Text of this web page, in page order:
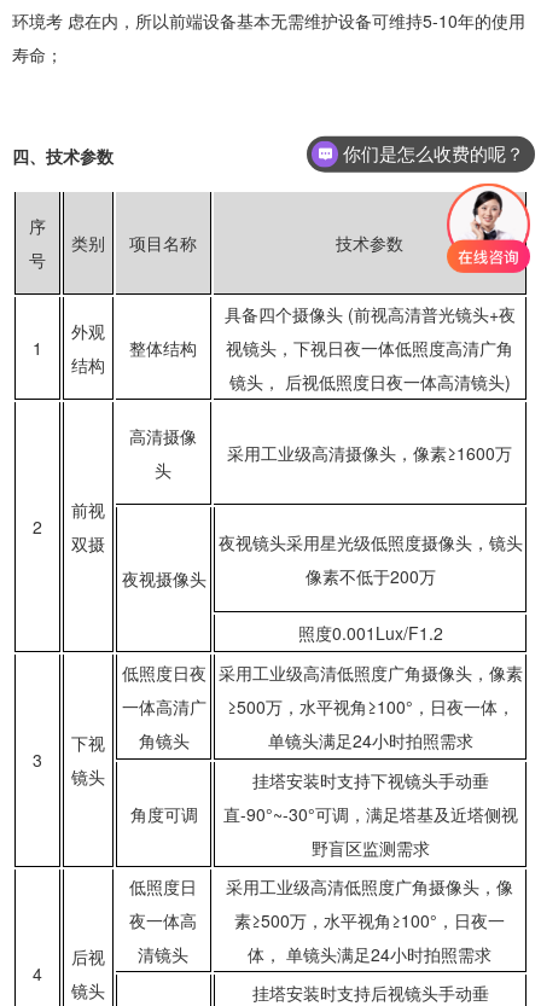
环境考 虑在内，所以前端设备基本无需维护设备可维持5-10年的使用
寿命；
四、技术参数
序
号
类别 项目名称 技术参数
1
外观
结构
整体结构
具备四个摄像头 (前视高清普光镜头+夜
视镜头，下视日夜一体低照度高清广角
镜头， 后视低照度日夜一体高清镜头)
2
前视
双摄
高清摄像
头
采用工业级高清摄像头，像素≥1600万
夜视摄像头
夜视镜头采用星光级低照度摄像头，镜头
像素不低于200万
照度0.001Lux/F1.2
3
下视
镜头
低照度日夜
一体高清广
角镜头
采用工业级高清低照度广角摄像头，像素
≥500万，水平视角≥100°，日夜一体，
单镜头满足24小时拍照需求
角度可调
挂塔安装时支持下视镜头手动垂
直-90°~-30°可调，满足塔基及近塔侧视
野盲区监测需求
4
后视
镜头
低照度日
夜一体高
清镜头
采用工业级高清低照度广角摄像头，像
素≥500万，水平视角≥100°，日夜一
体， 单镜头满足24小时拍照需求
挂塔安装时支持后视镜头手动垂
你们是怎么收费的呢？